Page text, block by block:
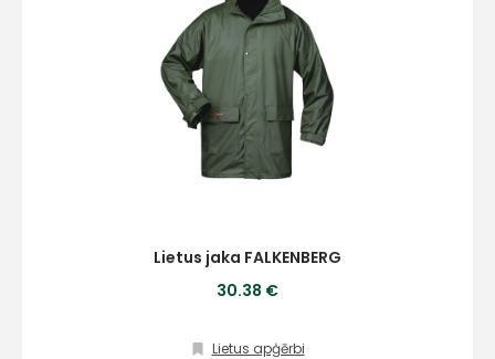
Lietus jaka FALKENBERG
30.38 €
Lietus apģērbi